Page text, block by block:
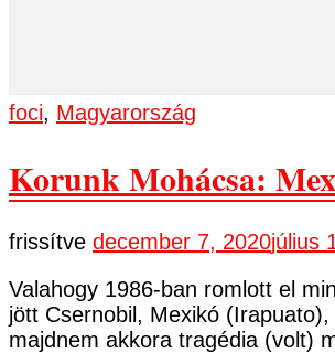
foci, Magyarország
Korunk Mohácsa:
frissítve december 7, 2020július
Valahogy 1986-ban romlott el
jött Csernobil, Mexikó
majdnem akkora tragédia (volt)